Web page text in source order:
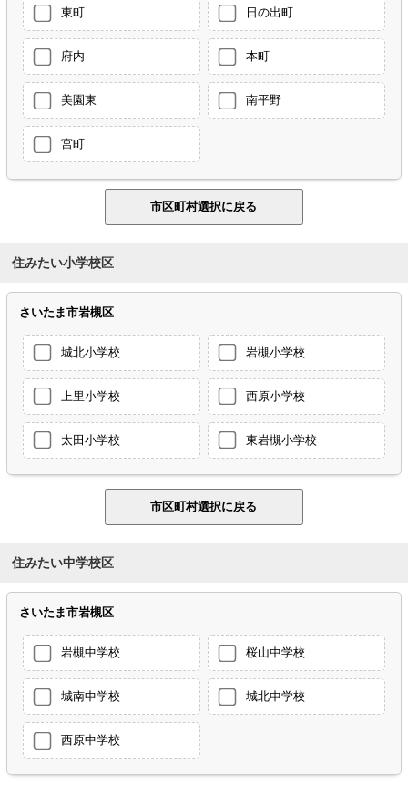
東町 日の出町
府内 本町
美園東 南平野
宮町
住みたい小学校区
さいたま市岩槻区
城北小学校 岩槻小学校
上里小学校 西原小学校
太田小学校 東岩槻小学校
住みたい中学校区
さいたま市岩槻区
岩槻中学校 桜山中学校
城南中学校 城北中学校
西原中学校